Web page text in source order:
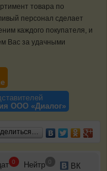
товара по
персонал сделает
каждого покупателя, и
Вас за удачными
ООО «Диалог»
0 Нейтр 0 ВК